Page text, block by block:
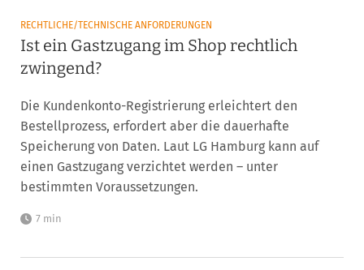
RECHTLICHE/TECHNISCHE ANFORDERUNGEN
Ist ein Gastzugang im Shop rechtlich
zwingend?
Die Kundenkonto-Registrierung erleichtert den
Bestellprozess, erfordert aber die dauerhafte
Speicherung von Daten. Laut LG Hamburg kann auf
einen Gastzugang verzichtet werden – unter
bestimmten Voraussetzungen.
7 min